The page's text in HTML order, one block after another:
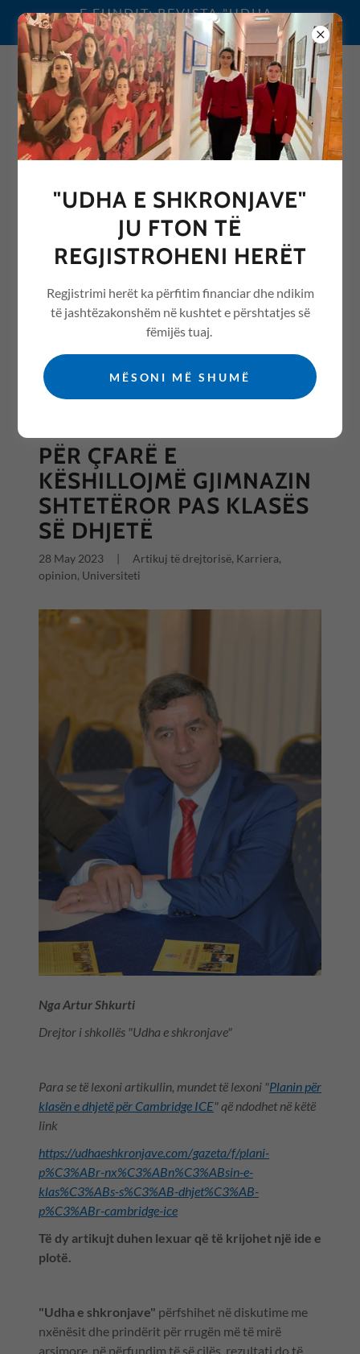
E FUNDIT: REVISTA "UDHA
E SHKRONJAVE" 2026
0692076068
REVISTA "UDHA E
SHKRONJAVE" ME ARTIKUJ
NGA ARSIMI /EDUCATION
All Posts
PËR ÇFARË E
KËSHILLOJMË GJIMNAZIN
SHTETËROR PAS KLASËS
SË DHJETË
28 May 2023
Artikuj të drejtorisë, Karriera,
opinion, Universiteti
Nga Artur Shkurti
Drejtor i shkollës "Udha e shkronjave"
Para se të lexoni artikullin, mundet të lexoni "Planin për
klasën e dhjetë për Cambridge ICE" që ndodhet në këtë
link
https://udhaeshkronjave.com/gazeta/f/plani-
p%C3%ABr-nx%C3%ABn%C3%ABsin-e-
klas%C3%ABs-s%C3%AB-dhjet%C3%AB-
p%C3%ABr-cambridge-ice
Të dy artikujt duhen lexuar që të krijohet një ide e
plotë.
"Udha e shkronjave" përfshihet në diskutime me
nxënësit dhe prindërit për rrugën më të mirë
arsimore, në përfundim të së cilës, rezultati do të
"UDHA E SHKRONJAVE"
JU FTON TË
REGJISTROHENI HERËT
Regjistrimi herët ka përfitim financiar dhe ndikim
të jashtëzakonshëm në kushtet e përshtatjes së
fëmijës tuaj.
MËSONI MË SHUMË